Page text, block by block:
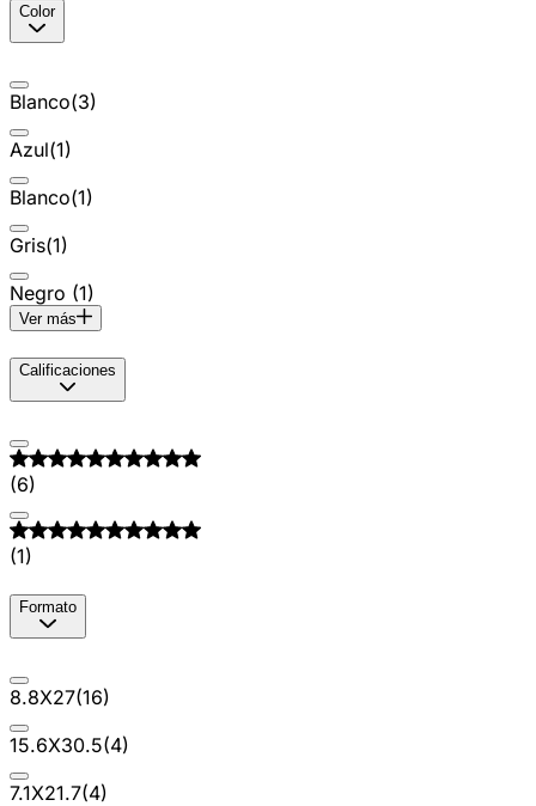
Color
Blanco(3)
Azul(1)
Blanco(1)
Gris(1)
Negro (1)
Ver más
Calificaciones
(6)
(1)
Formato
8.8X27(16)
15.6X30.5(4)
7.1X21.7(4)